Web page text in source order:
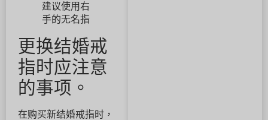
建议使用右
手的无名指
更换结婚戒
指时应注意
的事项。
在购买新结婚戒指时，